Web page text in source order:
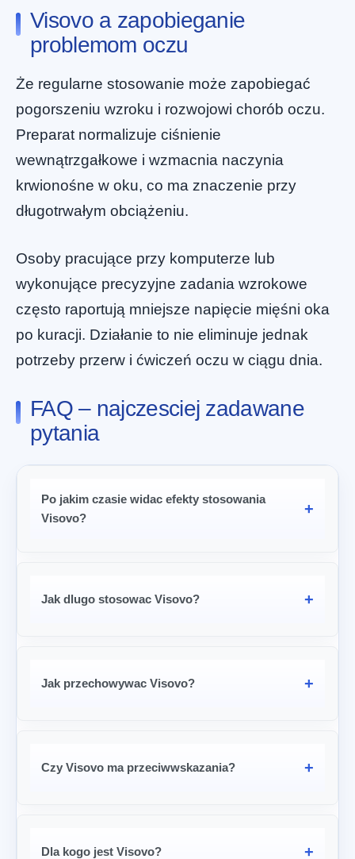
Visovo a zapobieganie
problemom oczu
Że regularne stosowanie może zapobiegać
pogorszeniu wzroku i rozwojowi chorób oczu.
Preparat normalizuje ciśnienie
wewnątrzgałkowe i wzmacnia naczynia
krwionośne w oku, co ma znaczenie przy
długotrwałym obciążeniu.
Osoby pracujące przy komputerze lub
wykonujące precyzyjne zadania wzrokowe
często raportują mniejsze napięcie mięśni oka
po kuracji. Działanie to nie eliminuje jednak
potrzeby przerw i ćwiczeń oczu w ciągu dnia.
FAQ – najczesciej zadawane
pytania
Po jakim czasie widac efekty stosowania
Visovo?
Jak dlugo stosowac Visovo?
Jak przechowywac Visovo?
Czy Visovo ma przeciwwskazania?
Dla kogo jest Visovo?